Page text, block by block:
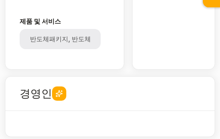
제품 및 서비스
반도체패키지, 반도체
경영인